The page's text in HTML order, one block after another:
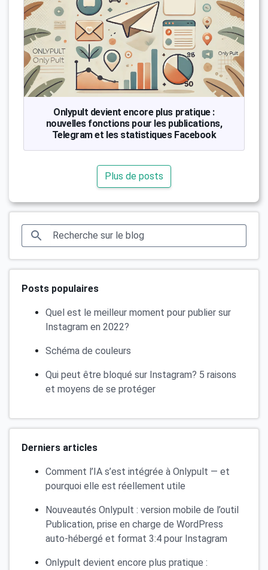
Onlypult devient encore plus pratique :
nouvelles fonctions pour les publications,
Telegram et les statistiques Facebook
Plus de posts
Posts populaires
Quel est le meilleur moment pour publier sur
Instagram en 2022?
Schéma de couleurs
Qui peut être bloqué sur Instagram? 5 raisons
et moyens de se protéger
Derniers articles
Comment l’IA s’est intégrée à Onlypult — et
pourquoi elle est réellement utile
Nouveautés Onlypult : version mobile de l’outil
Publication, prise en charge de WordPress
auto-hébergé et format 3:4 pour Instagram
Onlypult devient encore plus pratique :